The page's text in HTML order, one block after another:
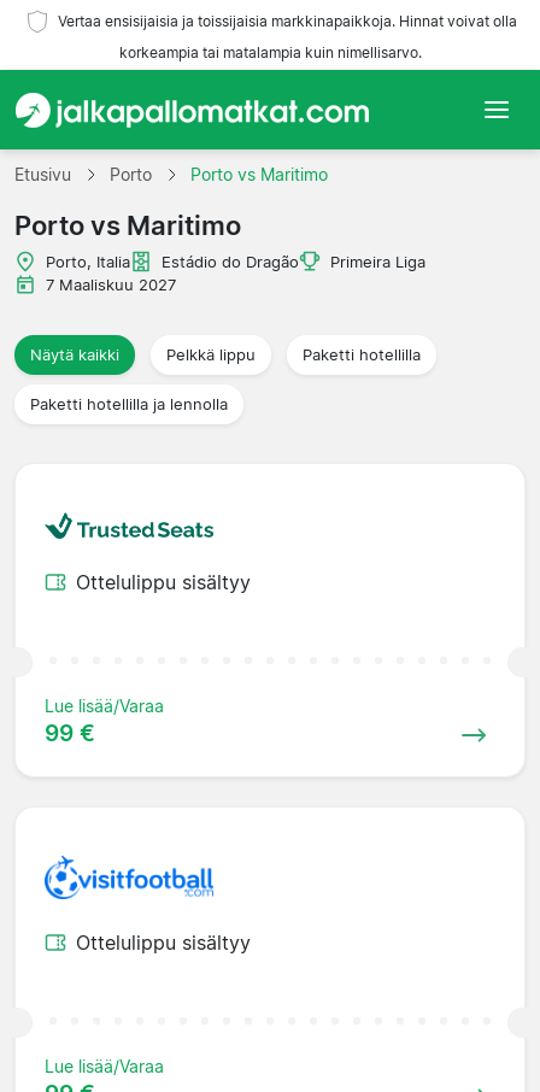
Vertaa ensisijaisia ja toissijaisia markkinapaikkoja. Hinnat voivat olla
korkeampia tai matalampia kuin nimellisarvo.
Etusivu
Joukkueet
Liigat
Matkatoimistoja
Etusivu Porto Porto vs Maritimo
Porto vs Maritimo
Porto, Italia Estádio do Dragão
Primeira Liga
7 Maaliskuu 2027
Näytä kaikki Pelkkä lippu Paketti hotellilla
Paketti hotellilla ja lennolla
Ottelulippu sisältyy
Lue lisää/Varaa
99 €
Ottelulippu sisältyy
Lue lisää/Varaa